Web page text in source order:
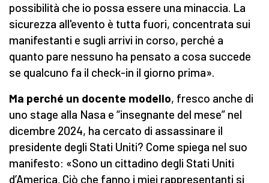
possibilità che io possa essere una minaccia. La
sicurezza all'evento è tutta fuori, concentrata sui
manifestanti e sugli arrivi in corso, perché a
quanto pare nessuno ha pensato a cosa succede
se qualcuno fa il check-in il giorno prima».
Ma perché un docente modello, fresco anche di
uno stage alla Nasa e “insegnante del mese” nel
dicembre 2024, ha cercato di assassinare il
presidente degli Stati Uniti? Come spiega nel suo
manifesto: «Sono un cittadino degli Stati Uniti
d’America. Ciò che fanno i miei rappresentanti si